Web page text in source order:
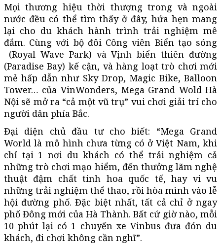
Mọi thương hiệu thời thượng trong và ngoài
nước đều có thể tìm thấy ở đây, hứa hẹn mang
lại cho du khách hành trình trải nghiệm mê
đắm. Cùng với bộ đôi Công viên Biển tạo sóng
(Royal Wave Park) và Vịnh biển thiên đường
(Paradise Bay) kế cận, và hàng loạt trò chơi mới
mẻ hấp dẫn như Sky Drop, Magic Bike, Balloon
Tower… của VinWonders, Mega Grand Wold Hà
Nội sẽ mở ra “cả một vũ trụ” vui chơi giải trí cho
người dân phía Bắc.
Đại diện chủ đầu tư cho biết: “Mega Grand
World là mô hình chưa từng có ở Việt Nam, khi
chỉ tại 1 nơi du khách có thể trải nghiệm cả
những trò chơi mạo hiểm, đến thưởng lãm nghệ
thuật đậm chất tinh hoa quốc tế, hay vi vu
những trải nghiệm thể thao, rồi hòa mình vào lễ
hội đường phố. Đặc biệt nhất, tất cả chỉ ở ngay
phố Đông mới của Hà Thành. Bất cứ giờ nào, mỗi
10 phút lại có 1 chuyến xe Vinbus đưa đón du
khách, đi chơi không cần nghĩ”.